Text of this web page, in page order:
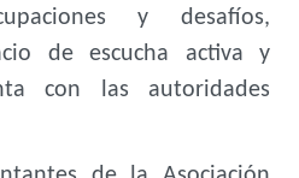
y desafíos,
de escucha activa y
con las autoridades